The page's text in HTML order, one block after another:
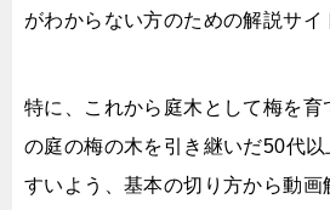
がわからない方のための解説サイ
特に、これから庭木として梅を育
の庭の梅の木を引き継いだ50代
すいよう、基本の切り方から動画